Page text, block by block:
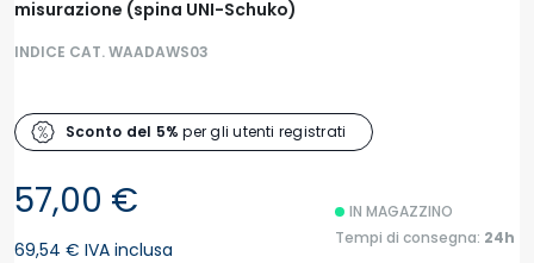
misurazione (spina UNI-Schuko)
INDICE CAT. WAADAWS03
Sconto del 5% per gli utenti registrati
57,00 €
69,54 € IVA inclusa
IN MAGAZZINO
Tempi di consegna: 24h